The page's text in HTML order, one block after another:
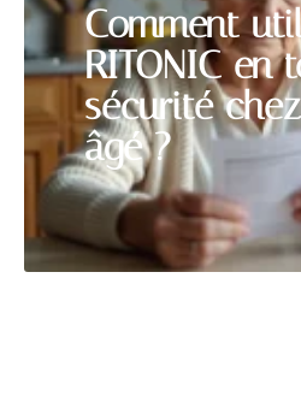
Comment
RITONIC en
sécurité
âgé ?